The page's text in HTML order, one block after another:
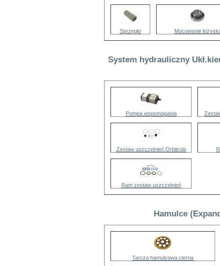
Sprzęgło Mocowanie
System hydrauliczny
Pompa wspomagania
Zestaw uszczelnień Orbitrola
Ram zestaw uszczelnień
Hamulce
Tarcza hamulcowa cierna